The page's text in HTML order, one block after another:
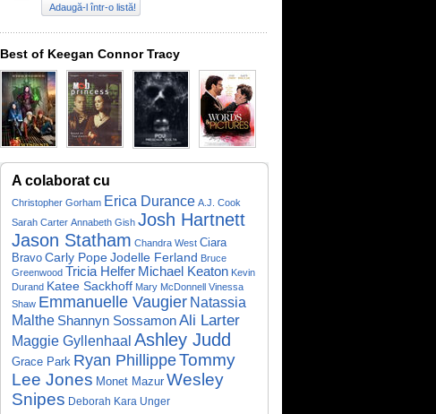
Adaugă-l într-o listă!
Best of Keegan Connor Tracy
A colaborat cu
Christopher Gorham Erica Durance A.J. Cook
Sarah Carter Annabeth Gish Josh Hartnett
Jason Statham Chandra West Ciara
Bravo Carly Pope Jodelle Ferland Bruce
Greenwood Tricia Helfer Michael Keaton Kevin
Durand Katee Sackhoff Mary McDonnell Vinessa
Shaw Emmanuelle Vaugier Natassia
Malthe Shannyn SossamonAli Larter
Maggie Gyllenhaal Ashley Judd
Grace Park Ryan PhillippeTommy
Lee Jones Monet Mazur Wesley
Snipes Deborah Kara Unger